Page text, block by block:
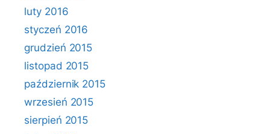
luty 2016
styczeń 2016
grudzień 2015
listopad 2015
październik 2015
wrzesień 2015
sierpień 2015